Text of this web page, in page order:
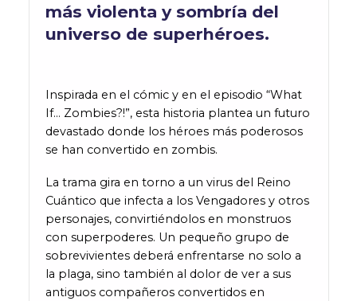
más violenta y sombría del
universo de superhéroes.
Inspirada en el cómic y en el episodio “What
If… Zombies?!”, esta historia plantea un futuro
devastado donde los héroes más poderosos
se han convertido en zombis.
La trama gira en torno a un virus del Reino
Cuántico que infecta a los Vengadores y otros
personajes, convirtiéndolos en monstruos
con superpoderes. Un pequeño grupo de
sobrevivientes deberá enfrentarse no solo a
la plaga, sino también al dolor de ver a sus
antiguos compañeros convertidos en